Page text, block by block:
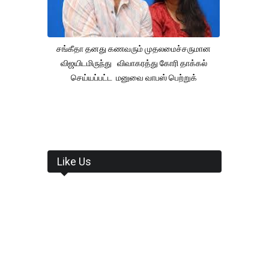
சங்கீதா தனது கணவரும் முதலமைச்சருமான
விஜயிடமிருந்து விவாகரத்து கோரி தாக்கல்
செய்யப்பட்ட மனுவை வாபஸ் பெற்றுக்
Like Us